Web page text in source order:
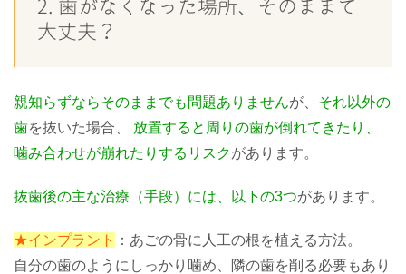
2. 歯がなくなった場所、そのままで
大丈夫？
親知らずならそのままでも問題ありませんが、 それ以外の
歯を抜いた場合、 放置すると周りの歯が倒れてきたり、
噛み合わせが崩れたりするリスクがあります。
抜歯後の主な治療（手段）には、以下の3つがあります。
★インプラント
：あごの骨に人工の根を植える方法。
自分の歯のようにしっかり噛め、隣の歯を削る必要もあり